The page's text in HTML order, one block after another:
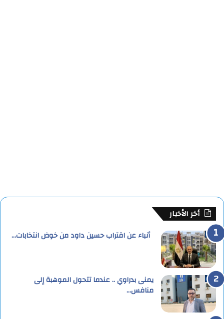
أخر الأخبار
أنباء عن اقتراب حسين داود من خوض انتخابات…
يمنى بدراوي .. عندما تتحول الموهبة إلى
منافس…